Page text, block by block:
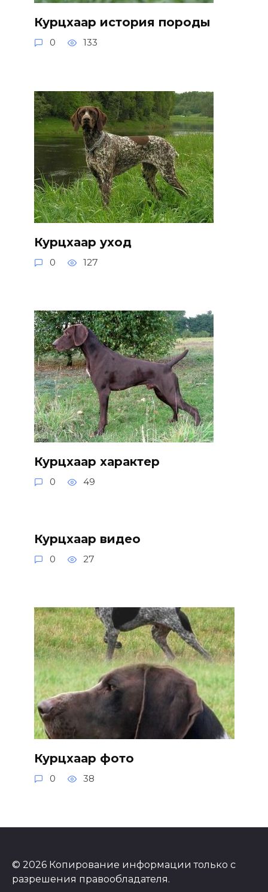
Курцхаар история породы
0 133
Курцхаар уход
0 127
Курцхаар характер
0 49
Курцхаар видео
0 27
Курцхаар фото
0 38
© 2026 Копирование информации только с
разрешения правообладателя.